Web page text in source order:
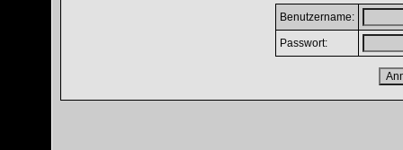
Benutzername:
Passwort: